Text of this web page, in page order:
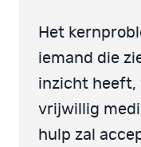
Het
iemand die
inzicht heeft,
vrijwillig
hulp zal